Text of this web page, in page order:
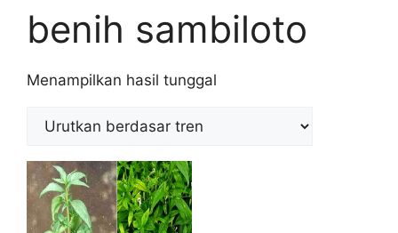
benih sambiloto
Menampilkan hasil tunggal